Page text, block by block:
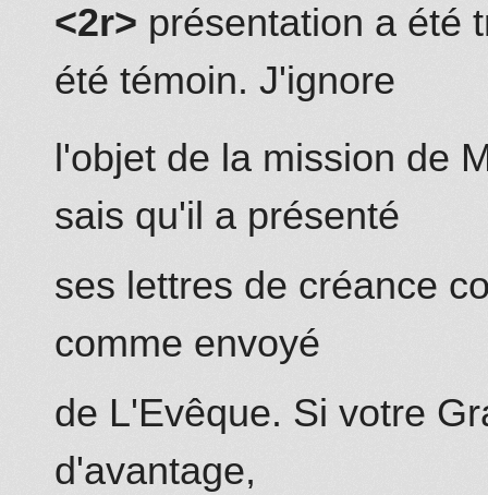
<2r> présentation a été
été témoin. J'ignore
l'objet de la mission de
sais qu'il a présenté
ses lettres de créance
comme envoyé
de L'Evêque. Si votre
d'avantage,